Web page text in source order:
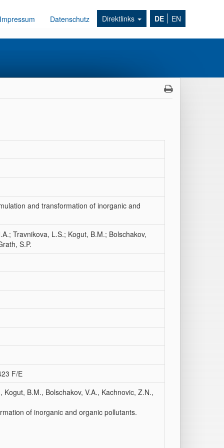
Impressum Datenschutz Direktlinks DE EN
and transformation of inorganic and
Travnikova, L.S.; Kogut, B.M.; Bolschakov,
S.P.
F/E
B.M., Bolschakov, V.A., Kachnovic, Z.N.,
of inorganic and organic pollutants.